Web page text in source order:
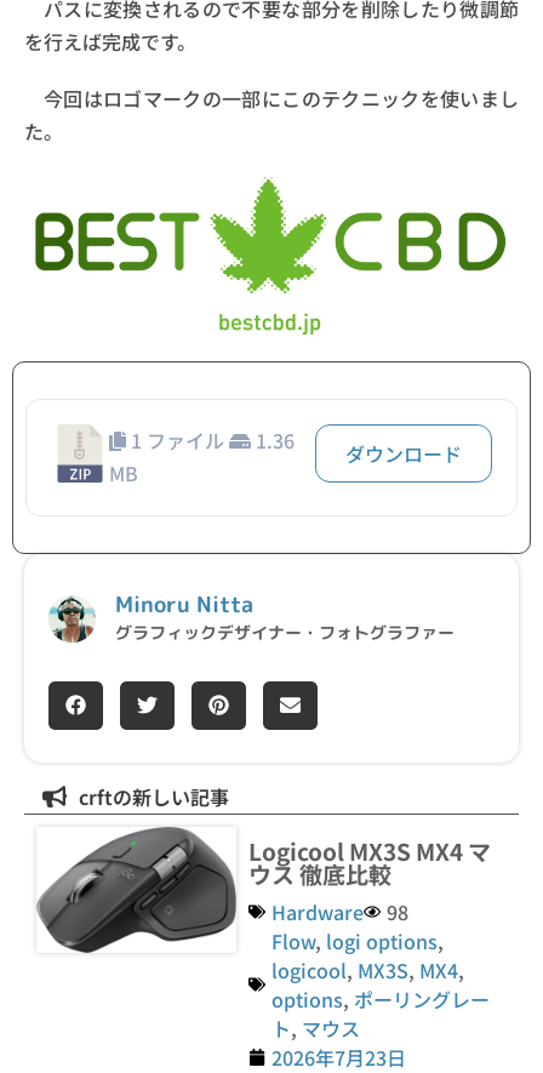
パスに変換されるので不要な部分を削除したり微調節
を行えば完成です。
今回はロゴマークの一部にこのテクニックを使いまし
た。
1 ファイル
1.36
MB
ダウンロード
Minoru Nitta
グラフィックデザイナー・フォトグラファー
crftの新しい記事
Logicool MX3S MX4 マ
ウス 徹底比較
Hardware
98
Flow, logi options,
logicool, MX3S, MX4,
options, ポーリングレー
ト, マウス
2026年7月23日